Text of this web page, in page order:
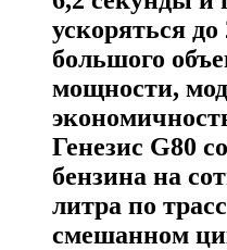
ускоряться
большого
мощности,
Генезис G80
бензина на
литра по
смешанном